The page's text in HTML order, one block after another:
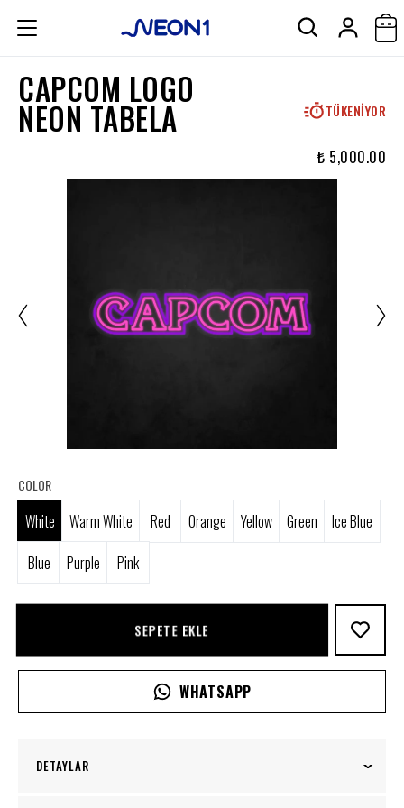
CAPCOM LOGO
NEON TABELA TÜKENIYOR
₺ 5,000.00
COLOR
White Warm White Red Orange Yellow Green
Ice Blue
Blue
Purple Pink
SEPETE EKLE
WHATSAPP
DETAYLAR